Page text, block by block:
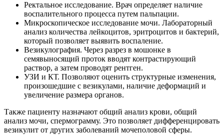
Ректальное исследование. Врач определяет наличие
воспалительного процесса путем пальпации.
Микроскопическое исследование мочи. Лабораторный
анализ количества лейкоцитов, эритроцитов и бактерий,
который позволяет выявить воспаление.
Везикулография. Через разрез в мошонке в
семявыносящий проток вводят контрастирующий
раствор, а затем проводят рентген.
УЗИ и КТ. Позволяют оценить структурные изменения,
произошедшие с везикулами, наличие деформаций и
увеличение размера органов.
Также пациенту назначают общий анализ крови, общий
анализ мочи, спермограмму. Это позволяет дифференцировать
везикулит от других заболеваний мочеполовой сферы.